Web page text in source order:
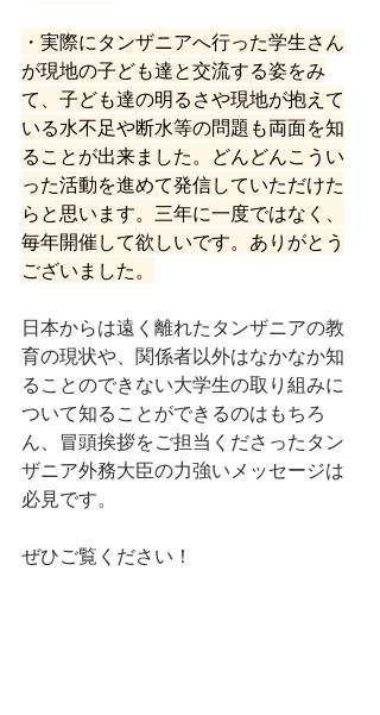
・実際にタンザニアへ行った学生さん
が現地の子ども達と交流する姿をみ
て、子ども達の明るさや現地が抱えて
いる水不足や断水等の問題も両面を知
ることが出来ました。どんどんこうい
った活動を進めて発信していただけた
らと思います。三年に一度ではなく、
毎年開催して欲しいです。ありがとう
ございました。
日本からは遠く離れたタンザニアの教
育の現状や、関係者以外はなかなか知
ることのできない大学生の取り組みに
ついて知ることができるのはもちろ
ん、冒頭挨拶をご担当くださったタン
ザニア外務大臣の力強いメッセージは
必見です。
ぜひご覧ください！